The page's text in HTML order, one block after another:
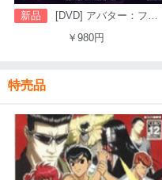
新品
[DVD] アバター：ファイヤー・アンド・アッシュ
￥980円
特売品